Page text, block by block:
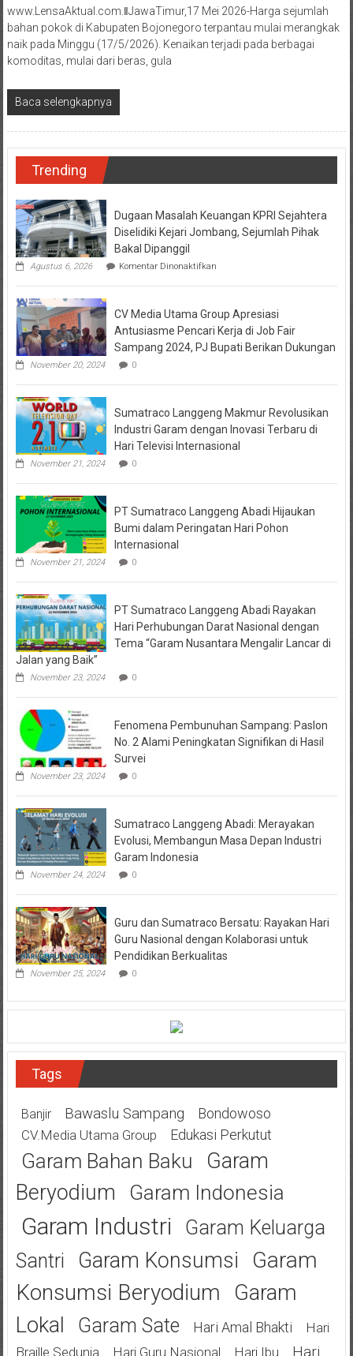
www.LensaAktual.com.ǁJawaTimur,17 Mei 2026-Harga sejumlah
bahan pokok di Kabupaten Bojonegoro terpantau mulai merangkak
naik pada Minggu (17/5/2026). Kenaikan terjadi pada berbagai
komoditas, mulai dari beras, gula
Baca selengkapnya
Trending
Dugaan Masalah Keuangan KPRI Sejahtera
Diselidiki Kejari Jombang, Sejumlah Pihak
Bakal Dipanggil
Agustus 6, 2026 Komentar Dinonaktifkanpada
Masalah
KPRI
Sejahtera
Diselidiki
Kejari
Pihak
Dipanggil
CV Media Utama Group Apresiasi
Antusiasme Pencari Kerja di Job Fair
Sampang 2024, PJ Bupati Berikan Dukungan
November 20, 2024 0
Sumatraco Langgeng Makmur Revolusikan
Industri Garam dengan Inovasi Terbaru di
Hari Televisi Internasional
November 21, 2024 0
PT Sumatraco Langgeng Abadi Hijaukan
Bumi dalam Peringatan Hari Pohon
Internasional
November 21, 2024 0
PT Sumatraco Langgeng Abadi Rayakan
Hari Perhubungan Darat Nasional dengan
Tema “Garam Nusantara Mengalir Lancar di
Jalan yang Baik”
November 23, 2024 0
Fenomena Pembunuhan Sampang: Paslon
No. 2 Alami Peningkatan Signifikan di Hasil
Survei
November 23, 2024 0
Sumatraco Langgeng Abadi: Merayakan
Evolusi, Membangun Masa Depan Industri
Garam Indonesia
November 24, 2024 0
Guru dan Sumatraco Bersatu: Rayakan Hari
Guru Nasional dengan Kolaborasi untuk
Pendidikan Berkualitas
November 25, 2024 0
Tags
Banjir Bawaslu Sampang Bondowoso
CV.Media Utama Group Edukasi Perkutut
Garam Bahan Baku
Garam
Beryodium
Garam Indonesia
Garam Industri
Garam Keluarga
Santri
Garam Konsumsi
Garam
Konsumsi Beryodium
Garam
Lokal
Garam Sate Hari Amal Bhakti
Hari
Braille Sedunia
Hari Guru Nasional Hari Ibu Hari